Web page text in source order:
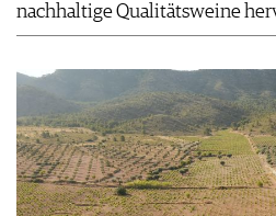
nachhaltige Qualitätsweine